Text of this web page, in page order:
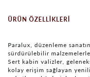
ÜRÜN ÖZELLIKLERI
Paralux, düzenleme
sürdürülebilir
Sert kabin valizler,
kolay erişim sağlayan